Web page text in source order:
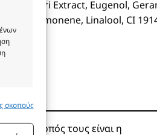
ενεργό
σκοπούς
Prunastri Extract, Eugenol,
Limonene, Linalool, CI
Σκοπός τους είναι η